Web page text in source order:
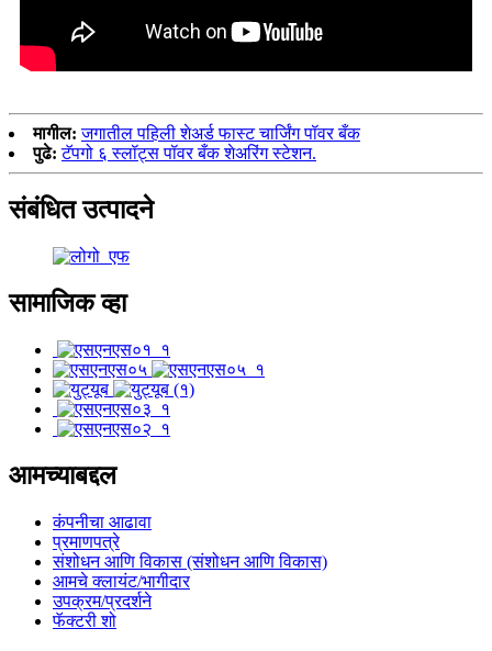
मागील: जगातील पहिली शेअर्ड फास्ट चार्जिंग पॉवर बँक
पुढे: टॅपगो ६ स्लॉट्स पॉवर बँक शेअरिंग स्टेशन.
संबंधित उत्पादने
सामाजिक व्हा
आमच्याबद्दल
कंपनीचा आढावा
प्रमाणपत्रे
संशोधन आणि विकास (संशोधन आणि विकास)
आमचे क्लायंट/भागीदार
उपक्रम/प्रदर्शने
फॅक्टरी शो